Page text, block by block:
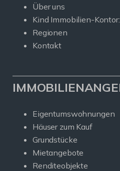
Über uns
Kind Immobilien-
Regionen
Kontakt
Eigentumswohnungen
Häuser zum Kauf
Grundstücke
Mietangebote
Renditeobjekte